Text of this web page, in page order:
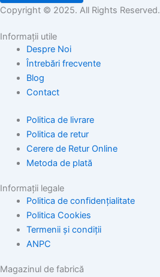
Copyright © 2025. All Rights Reserved.
Informații utile
Despre Noi
Întrebări frecvente
Blog
Contact
Politica de livrare
Politica de retur
Cerere de Retur Online
Metoda de plată
Informații legale
Politica de confidențialitate
Politica Cookies
Termenii și condiții
ANPC
Magazinul de fabrică